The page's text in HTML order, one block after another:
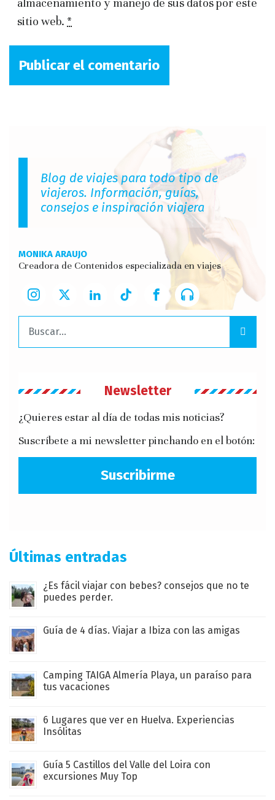
almacenamiento y manejo de sus datos por este
sitio web. *
Blog de viajes para todo tipo de
viajeros. Información, guías,
consejos e inspiración viajera
MONIKA ARAUJO
Creadora de Contenidos especializada en viajes
Buscar:
Newsletter
¿Quieres estar al día de todas mis noticias?
Suscríbete a mi newsletter pinchando en el botón:
Suscribirme
Últimas entradas
¿Es fácil viajar con bebes? consejos que no te
puedes perder.
Guía de 4 días. Viajar a Ibiza con las amigas
Camping TAIGA Almería Playa, un paraíso para
tus vacaciones
6 Lugares que ver en Huelva. Experiencias
Insólitas
Guía 5 Castillos del Valle del Loira con
excursiones Muy Top